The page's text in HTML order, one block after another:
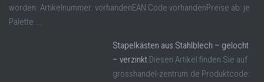
worden. Artikelnummer: vorhandenEAN Code vorhandenPreise ab: je
Palette ...
Stapelkästen aus Stahlblech – gelocht
– verzinkt Diesen Artikel finden Sie auf
grosshandel-zentrum.de Produktcode: